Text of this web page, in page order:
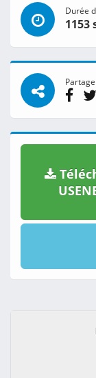
Durée
1153
Partage